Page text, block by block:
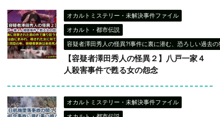
オカルトミステリー・未解決事件ファイル
オカルト・都市伝説
容疑者澤田秀人の怪異?!事件に裏に潜む、恐ろしい過去
【容疑者澤田秀人の怪異２】八戸一家４
人殺害事件で甦る女の怨念
オカルトミステリー・未解決事件ファイル